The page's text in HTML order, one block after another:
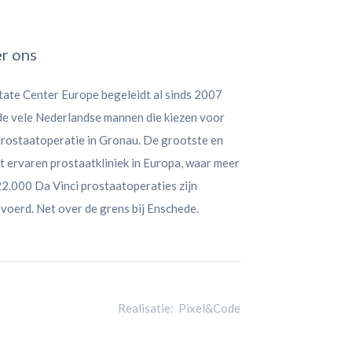
ons
Center Europe begeleidt al sinds 2007
vele Nederlandse mannen die kiezen voor
in Gronau. De grootste en
ervaren prostaatkliniek in Europa, waar meer
Da Vinci prostaatoperaties zijn
Net over de grens bij Enschede.
Realisatie: Pixel&Code